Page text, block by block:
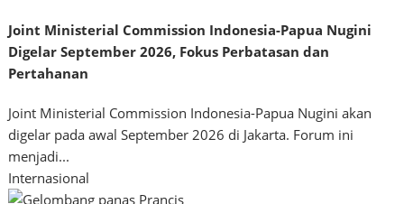
Joint Ministerial Commission Indonesia-Papua Nugini
Digelar September 2026, Fokus Perbatasan dan
Pertahanan
Joint Ministerial Commission Indonesia-Papua Nugini akan
digelar pada awal September 2026 di Jakarta. Forum ini
menjadi...
Internasional